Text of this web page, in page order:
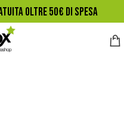
OLTRE 50€ DI SPESA